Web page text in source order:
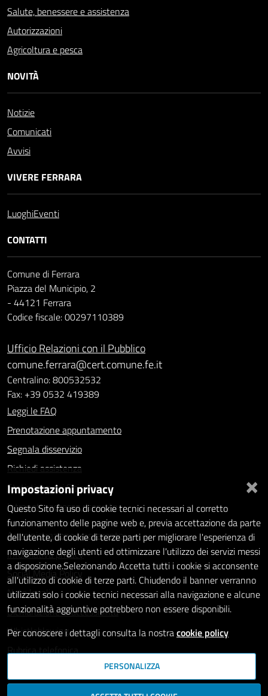
Salute, benessere e assistenza
Autorizzazioni
Agricoltura e pesca
NOVITÀ
Notizie
Comunicati
Avvisi
VIVERE FERRARA
LuoghiEventi
CONTATTI
Comune di Ferrara
Piazza del Municipio, 2
- 44121 Ferrara
Codice fiscale: 00297110389
Ufficio Relazioni con il Pubblico
comune.ferrara@cert.comune.fe.it
Centralino: 800532532
Fax: +39 0532 419389
Leggi le FAQ
Prenotazione appuntamento
Segnala disservizio
Richiedi assistenza
Statistiche dei Siti web
Intranet - accesso riservato
Amministrazione trasparente
Informativa privacy
Social Media Policy
Note legali
Dichiarazione di accessibilità
Whistleblowing
Rubrica telefonica
SEGUICI SU
×
Impostazioni privacy
Questo Sito fa uso di cookie tecnici necessari al corretto
funzionamento delle pagine web e, previa accettazione da parte
dell'utente, di cookie di terze parti per migliorare l'esperienza di
navigazione degli utenti ed ottimizzare l'utilizzo dei servizi messi
a disposizione.Selezionando Accetta tutti i cookie si acconsente
all'utilizzo di cookie di terze parti. Chiudendo il banner verranno
utilizzati solo i cookie tecnici necessari alla navigazione e alcune
funzionalità aggiuntive potrebbero non essere disponibili.
Per conoscere i dettagli consulta la nostracookie policy
PERSONALIZZA